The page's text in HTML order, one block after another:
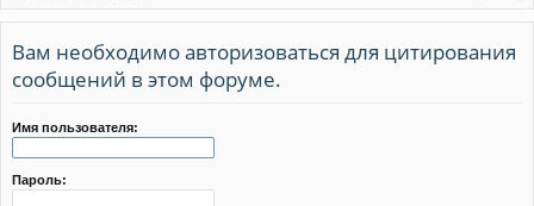
лк
и
м
ы
тр
ац
Вам необходимо авторизоваться для цитирования
сообщений в этом форуме.
Имя пользователя:
Пароль: